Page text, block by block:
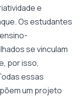
e
Os estudantes
se vinculam
por isso,
essas
um projeto